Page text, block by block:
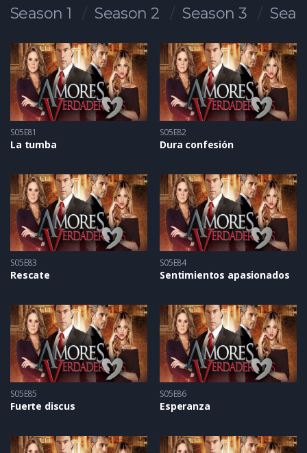
Season 1 Season 2 Season 3
S05E81
La tumba
S05E82
Dura confesión
S05E83
Rescate
S05E84
Sentimientos apasionados
S05E85
Fuerte discus
S05E86
Esperanza